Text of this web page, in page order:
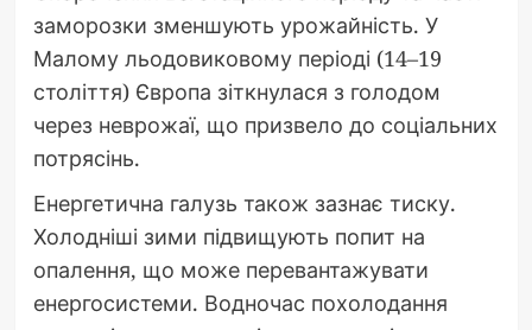
заморозки зменшують урожайність. У
Малому льодовиковому періоді (14–19
століття) Європа зіткнулася з голодом
через неврожаї, що призвело до соціальних
потрясінь.
Енергетична галузь також зазнає тиску.
Холодніші зими підвищують попит на
опалення, що може перевантажувати
енергосистеми. Водночас похолодання